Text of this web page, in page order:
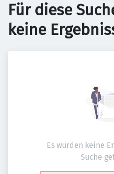
Für diese
keine
Es wurden keine
Suche